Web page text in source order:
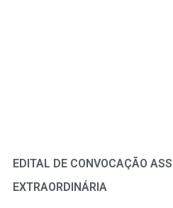
EDITAL DE CONVOCAÇÃO
EXTRAORDINÁRIA